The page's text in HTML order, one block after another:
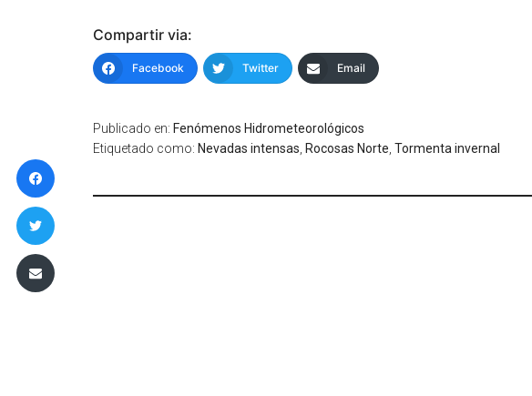
Compartir via:
Facebook Twitter Email
Publicado en: Fenómenos Hidrometeorológicos
Etiquetado como: Nevadas intensas Rocosas Norte Tormenta invernal